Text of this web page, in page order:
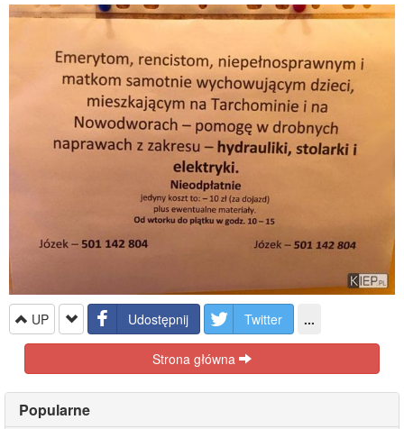
UP Udostępnij Twitter ...
Strona główna
Popularne